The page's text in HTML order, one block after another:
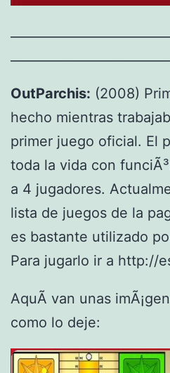
OutParchis: (2008)
hecho mientras
primer juego oficial. El
toda la vida con
a 4 jugadores.
lista de juegos de la
es bastante utilizado
Para jugarlo ir a http://
AquÃ­ van unas
como lo deje: